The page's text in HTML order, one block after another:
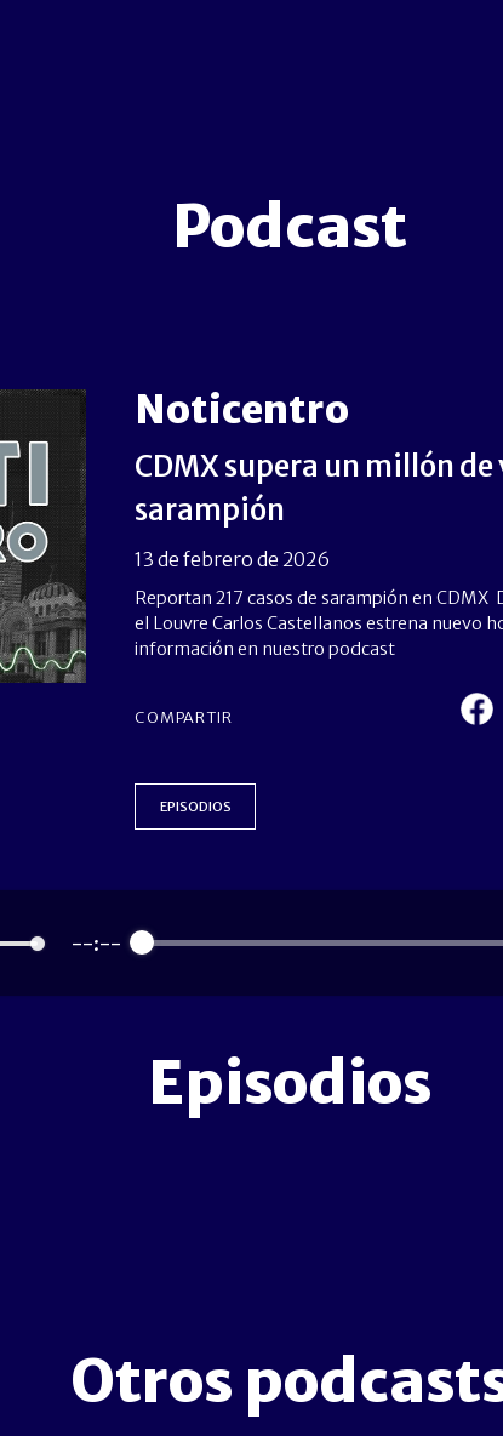
Podcast
Noticentro
CDMX supera un millón
sarampión
13 de febrero de 2026
Reportan 217 casos de sarampión en
el Louvre Carlos Castellanos estrena nuevo
información en nuestro podcast
COMPARTIR
EPISODIOS
--:--
Episodios
Otros